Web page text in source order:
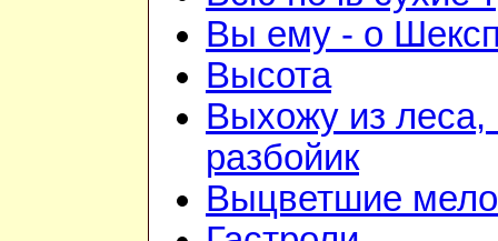
Вы ему - о
Высота
Выхожу из леса,
разбойик
Выцветшие